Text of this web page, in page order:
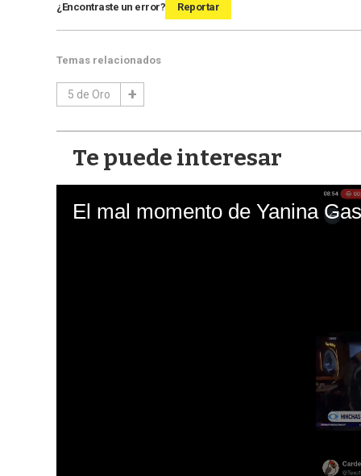
¿Encontraste un error? Reportar
Temas relacionados
5 de Oro
Te puede interesar